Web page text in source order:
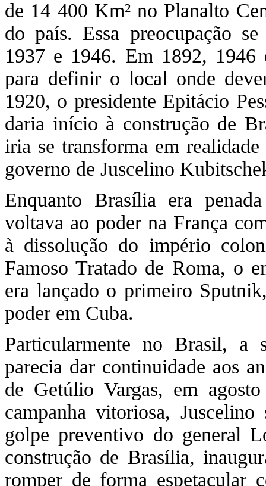
de 14 400 Km² no Planalto
do país. Essa preocupação
1937 e 1946. Em 1892, 1946
para definir o local onde
1920, o presidente Epitácio
daria início à construção de
iria se transforma em
governo de Juscelino
Enquanto Brasília era
voltava ao poder na França
à dissolução do império
Famoso Tratado de Roma, o
era lançado o primeiro
poder em Cuba.
Particularmente no Brasil, a
parecia dar continuidade aos
de Getúlio Vargas, em
campanha vitoriosa,
golpe preventivo do general
construção de Brasília,
romper de forma espetacular